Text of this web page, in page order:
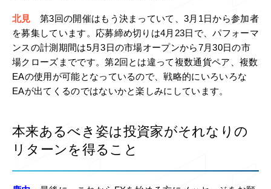
北見 第3回の開催はもう決まっていて、3月1日から参加者
を募集しています。応募締め切りは4月23日で、パフォーマ
ンスの計測期間は5月3日の市場オープンから7月30日の市
場クローズまでです。第2回とは違って複数通貨ペア、複数
EAの使用が可能となっているので、戦略的にいろいろな
EAが出てくるのではないかと楽しみにしています。
本来あるべき姿は投資家がそれなりの
リターンを得ること